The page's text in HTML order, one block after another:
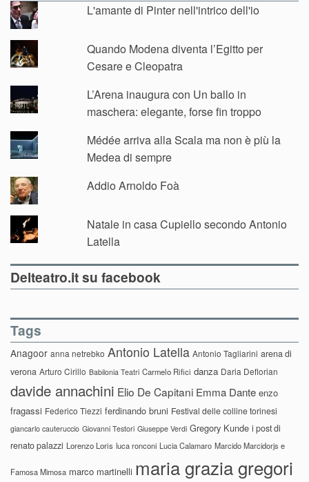
L'amante di Pinter nell'intrico dell'io
Quando Modena diventa l’Egitto per
Cesare e Cleopatra
L’Arena inaugura con Un ballo in
maschera: elegante, forse fin troppo
Médée arriva alla Scala ma non è più la
Medea di sempre
Addio Arnoldo Foà
Natale in casa Cupiello secondo Antonio
Latella
Delteatro.it su facebook
Tags
Anagoor anna netrebko Antonio Latella Antonio Tagliarini arena di
verona Arturo Cirillo Babilonia Teatri Carmelo Rifici danza Daria Deflorian
davide annachini Elio De Capitani Emma Dante enzo
fragassi Federico Tiezzi ferdinando bruni Festival delle colline torinesi
giancarlo cauteruccio Giovanni Testori Giuseppe Verdi Gregory Kunde i post di
renato palazzi Lorenzo Loris luca ronconi Lucia Calamaro Marcido Marcidorjs e
Famosa Mimosa marco martinelli maria grazia gregori